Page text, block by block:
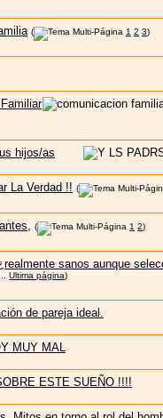
( 1 2 3)
hijos/as
La Verdad !! (
( 1 2)
sanos aunque
Ultima página)
de pareja ideal.
MUY MAL
ESTE SUEÑO !!!!